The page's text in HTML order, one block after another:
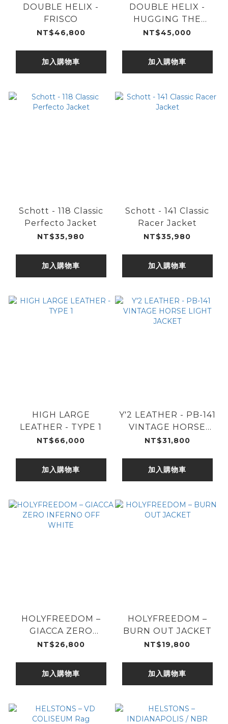
DOUBLE HELIX -
FRISCO
NT$46,800
加入購物車
DOUBLE HELIX -
HUGGING THE
CURVE
NT$45,000
加入購物車
Schott - 118 Classic
Perfecto Jacket
NT$35,980
加入購物車
Schott - 141 Classic
Racer Jacket
NT$35,980
加入購物車
HIGH LARGE
LEATHER - TYPE 1
NT$66,000
加入購物車
Y'2 LEATHER - PB-141
VINTAGE HORSE
LIGHT JACKET
NT$31,800
加入購物車
HOLYFREEDOM –
GIACCA ZERO
INFERNO OFF
NT$26,800
加入購物車
HOLYFREEDOM –
BURN OUT JACKET
NT$19,800
加入購物車